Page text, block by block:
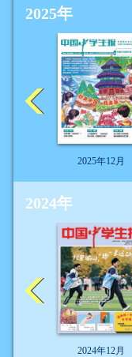
2025年
2025年12月
2024年
2024年12月